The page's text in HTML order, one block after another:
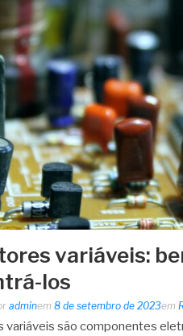
variáveis:
los
adminem 8 de setembro de 2023em
variáveis são componentes